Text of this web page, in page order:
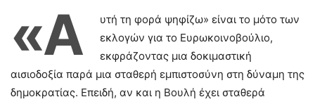
«Α
υτή τη φορά ψηφίζω» είναι το μότο των
εκλογών για το Ευρωκοινοβούλιο,
εκφράζοντας μια δοκιμαστική
αισιοδοξία παρά μια σταθερή εμπιστοσύνη στη δύναμη της
δημοκρατίας. Επειδή, αν και η Βουλή έχει σταθερά